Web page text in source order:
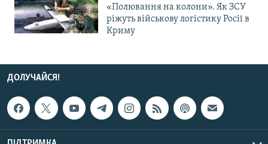
«Полювання на колони». Як ЗСУ
ріжуть військову логістику Росії в
Криму
ДОЛУЧАЙСЯ!